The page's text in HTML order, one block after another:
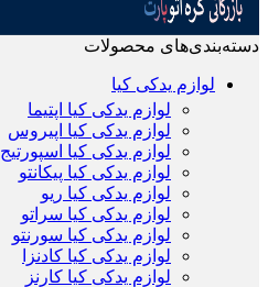
دسته‌بندی‌های محصولات
لوازم یدکی کیا
لوازم یدکی کیا اپتیما
لوازم یدکی کیا اپیروس
لوازم یدکی کیا اسپورتیج
لوازم یدکی کیا پیکانتو
لوازم یدکی کیا ریو
لوازم یدکی کیا سراتو
لوازم یدکی کیا سورنتو
لوازم یدکی کیا کادنزا
لوازم یدکی کیا کارنز